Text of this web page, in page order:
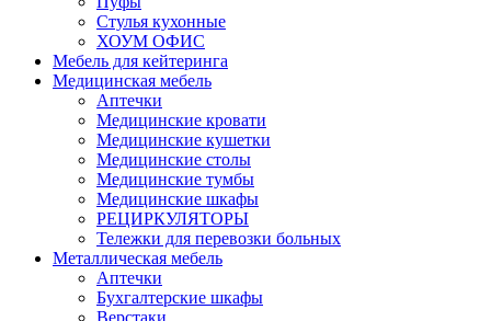
Стулья кухонные
ХОУМ ОФИС
Мебель для кейтеринга
Медицинская мебель
Аптечки
Медицинские кровати
Медицинские кушетки
Медицинские столы
Медицинские тумбы
Медицинские шкафы
РЕЦИРКУЛЯТОРЫ
Тележки для перевозки больных
Металлическая мебель
Аптечки
Бухгалтерские шкафы